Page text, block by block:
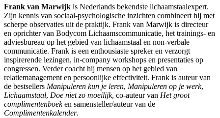
Frank van Marwijk is Nederlands bekendste lichaamstaalexpert.
Zijn kennis van sociaal-psychologische inzichten combineert hij met
scherpe observaties uit de praktijk. Frank van Marwijk is directeur
en oprichter van Bodycom Lichaamscommunicatie, het trainings- en
adviesbureau op het gebied van lichaamstaal en non-verbale
communicatie. Frank is een enthousiaste spreker en verzorgt
inspirerende lezingen, in-company workshops en presentaties op
congressen. Verder coacht hij mensen op het gebied van
relatiemanagement en persoonlijke effectiviteit. Frank is auteur van
de bestsellers Manipuleren kun je leren, Manipuleren op je werk,
Lichaamstaal, Doe niet zo moeilijk, co-auteur van Het groot
complimentenboeken samensteller/auteur van de
Complimentenkalender.